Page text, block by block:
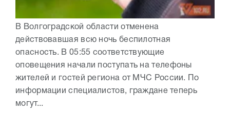
В Волгоградской области отменена
действовавшая всю ночь беспилотная
опасность. В 05:55 соответствующие
оповещения начали поступать на телефоны
жителей и гостей региона от МЧС России. По
информации специалистов, граждане теперь
могут...